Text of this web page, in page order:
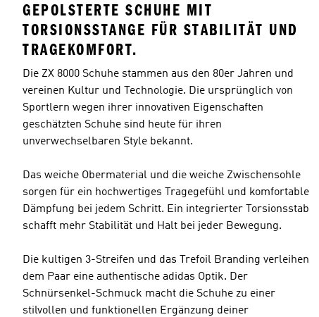
GEPOLSTERTE SCHUHE MIT
TORSIONSSTANGE FÜR STABILITÄT UND
TRAGEKOMFORT.
Die ZX 8000 Schuhe stammen aus den 80er Jahren und
vereinen Kultur und Technologie. Die ursprünglich von
Sportlern wegen ihrer innovativen Eigenschaften
geschätzten Schuhe sind heute für ihren
unverwechselbaren Style bekannt.
Das weiche Obermaterial und die weiche Zwischensohle
sorgen für ein hochwertiges Tragegefühl und komfortable
Dämpfung bei jedem Schritt. Ein integrierter Torsionsstab
schafft mehr Stabilität und Halt bei jeder Bewegung.
Die kultigen 3-Streifen und das Trefoil Branding verleihen
dem Paar eine authentische adidas Optik. Der
Schnürsenkel-Schmuck macht die Schuhe zu einer
stilvollen und funktionellen Ergänzung deiner